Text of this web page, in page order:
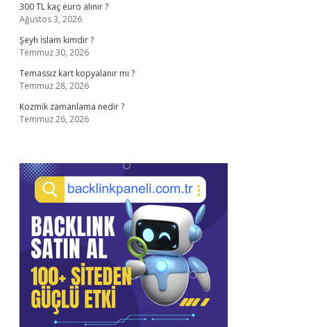
300 TL kaç euro alınır ?
Ağustos 3, 2026
Şeyh İslam kimdir ?
Temmuz 30, 2026
Temassız kart kopyalanır mı ?
Temmuz 28, 2026
Kozmik zamanlama nedir ?
Temmuz 26, 2026